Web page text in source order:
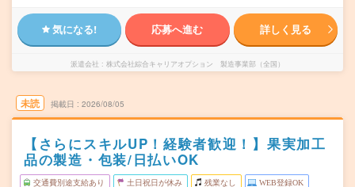
気になる! 応募へ進む 詳しく見る
派遣会社 株式会社綜合キャリアオプション 製造事業部（全国）
未読 掲載日 2026/08/05
【さらにスキルUP！経験者歓迎！】果実加工
品の製造・包装/日払いOK
交通費別途支給あり 土日祝日が休み 残業なし WEB登録OK